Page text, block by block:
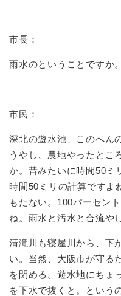
市長：
雨水のということですか。
市民：
深北の遊水池、このへん
うやし、農地やったとこ
か。昔みたいに時間50ミ
時間50ミリの計算ですよ
もたない。100パーセン
ね。雨水と汚水と合流や
清滝川も寝屋川から、下
い。当然、大阪市が守る
を閉める。遊水地にちょ
を下水で抜くと。という